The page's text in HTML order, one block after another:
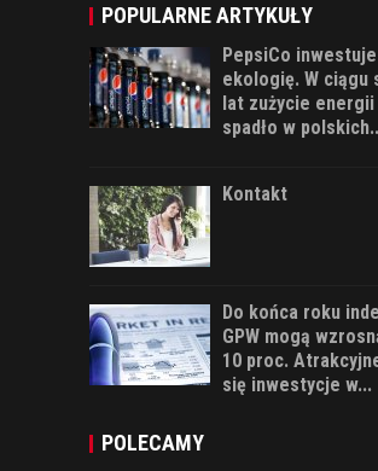
POPULARNE ARTYKUŁY
PepsiCo
ekologię. W ciągu
lat zużycie energii
spadło w
Kontakt
Do końca roku
GPW mogą
10 proc.
się inwestycje w...
POLECAMY